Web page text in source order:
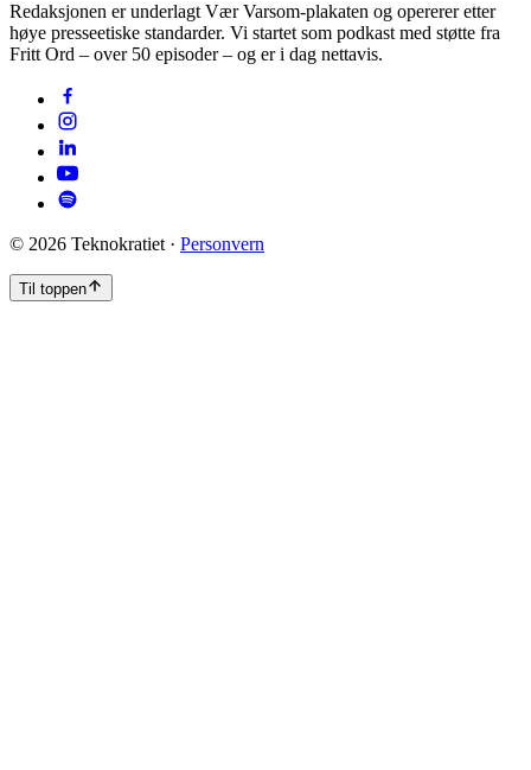
Redaksjonen er underlagt Vær Varsom-plakaten og opererer etter
høye presseetiske standarder. Vi startet som podkast med støtte fra
Fritt Ord – over 50 episoder – og er i dag nettavis.
© 2026 Teknokratiet · Personvern
Til toppen